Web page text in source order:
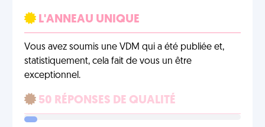
L'ANNEAU UNIQUE
Vous avez soumis une VDM qui a été publiée et,
statistiquement, cela fait de vous un être
exceptionnel.
50 RÉPONSES DE QUALITÉ